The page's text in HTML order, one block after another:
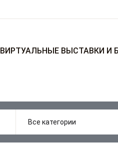
ВИРТУАЛЬНЫЕ ВЫСТАВКИ И